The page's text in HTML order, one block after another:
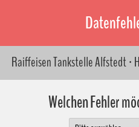
Raiffeisen Tankstelle Alfstedt ·
Welchen Fehler